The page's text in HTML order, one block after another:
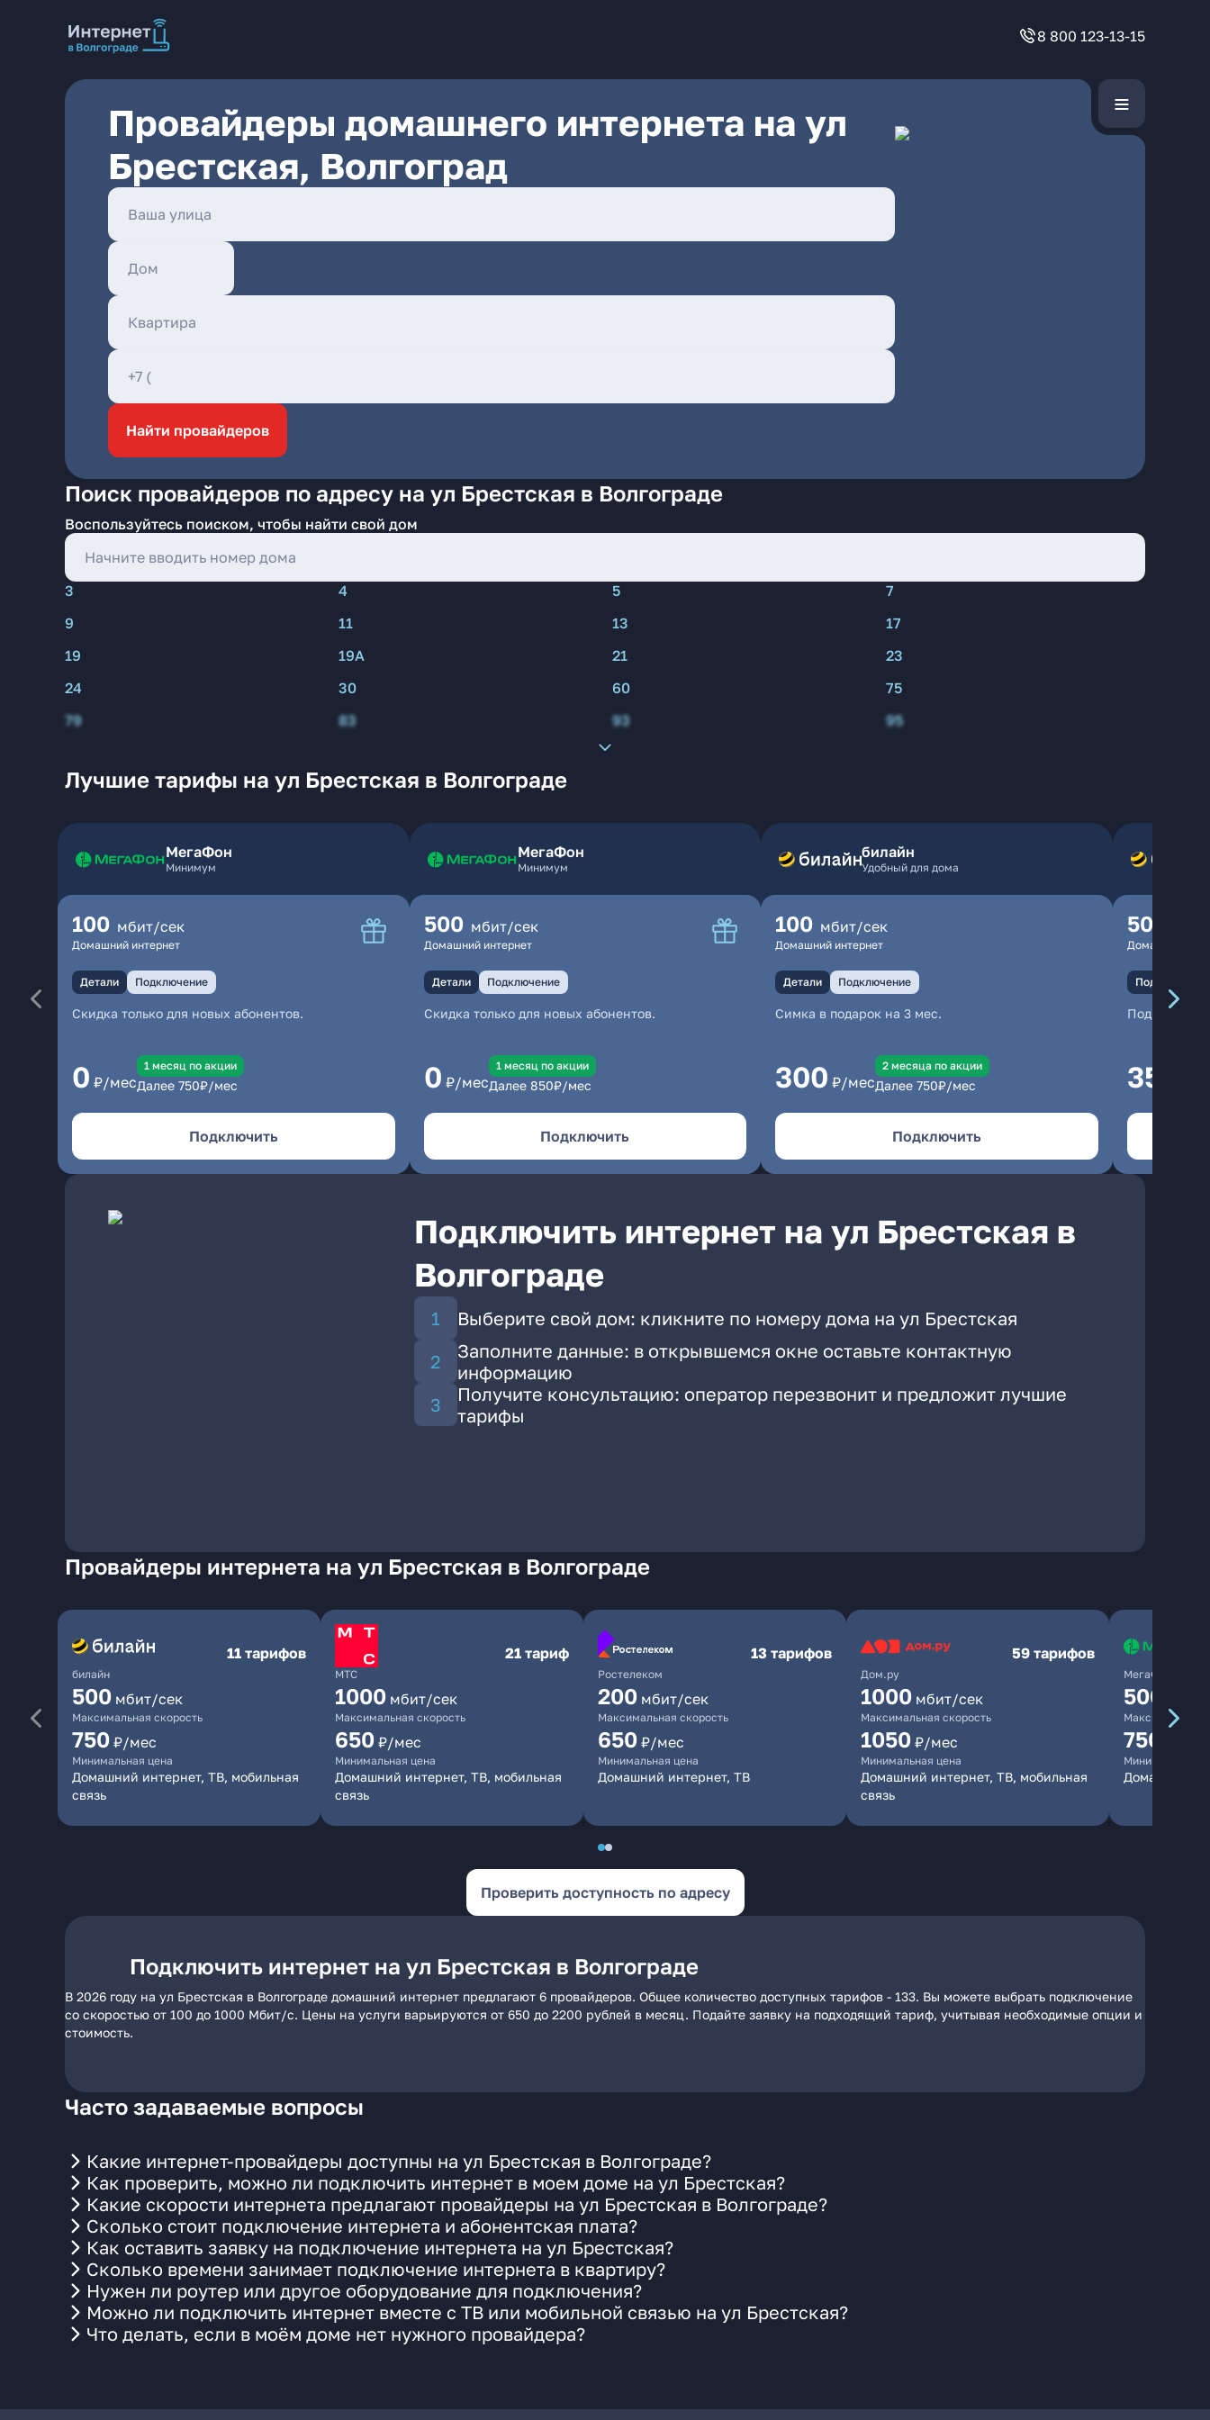
8 800 123-13-15
Провайдеры домашнего интернета на ул
Брестская, Волгоград
Найти провайдеров
Поиск провайдеров по адресу на ул Брестская в Волгограде
Воспользуйтесь поиском, чтобы найти свой дом
3 4 5
7
9
11 13
17
19
19А 21
23
24
30 60
75
79
83 93 95
Лучшие тарифы на ул Брестская в Волгограде
МегаФон
Минимум
100 мбит/сек
Домашний интернет
Детали Подключение
Скидка только для новых абонентов.
0 ₽/мес
1 месяц по акции
Далее 750₽/мес
Подключить
МегаФон
Минимум
500 мбит/сек
Домашний интернет
Детали Подключение
Скидка только для новых абонентов.
0 ₽/мес
1 месяц по акции
Далее 850₽/мес
Подключить
билайн
Удобный для дома
100 мбит/сек
Домашний интернет
Детали Подключение
Симка в подарок на 3 мес.
300 ₽/мес
2 месяцa по акции
Далее 750₽/мес
Подключить
500
Домашний
Подключение
350
Подключить интернет на ул Брестская в
Волгограде
Выберите свой дом: кликните по номеру дома на ул Брестская
Заполните данные: в открывшемся окне оставьте контактную
информацию
Получите консультацию: оператор перезвонит и предложит лучшие
тарифы
Провайдеры интернета на ул Брестская в Волгограде
билайн
11 тарифов
500 мбит/сек
Максимальная скорость
750 ₽/мес
Минимальная цена
Домашний интернет, ТВ, мобильная
связь
МТС
21 тариф
1000 мбит/сек
Максимальная скорость
650 ₽/мес
Минимальная цена
Домашний интернет, ТВ, мобильная
связь
Ростелеком
13 тарифов
200 мбит/сек
Максимальная скорость
650 ₽/мес
Минимальная цена
Домашний интернет, ТВ
Дом.ру
59 тарифов
1000 мбит/сек
Максимальная скорость
1050 ₽/мес
Минимальная цена
Домашний интернет, ТВ, мобильная
связь
МегаФон
500
Максимальная
750
Минимальная
Домашний
Проверить доступность по адресу
Подключить интернет на ул Брестская в Волгограде
В 2026 году на ул Брестская в Волгограде домашний интернет предлагают 6 провайдеров. Общее количество доступных тарифов - 133. Вы можете выбрать подключение
со скоростью от 100 до 1000 Мбит/с. Цены на услуги варьируются от 650 до 2200 рублей в месяц. Подайте заявку на подходящий тариф, учитывая необходимые опции и
стоимость.
Часто задаваемые вопросы
Какие интернет-провайдеры доступны на ул Брестская в Волгограде?
Как проверить, можно ли подключить интернет в моем доме на ул Брестская?
Какие скорости интернета предлагают провайдеры на ул Брестская в Волгограде?
Сколько стоит подключение интернета и абонентская плата?
Как оставить заявку на подключение интернета на ул Брестская?
Сколько времени занимает подключение интернета в квартиру?
Нужен ли роутер или другое оборудование для подключения?
Можно ли подключить интернет вместе с ТВ или мобильной связью на ул Брестская?
Что делать, если в моём доме нет нужного провайдера?